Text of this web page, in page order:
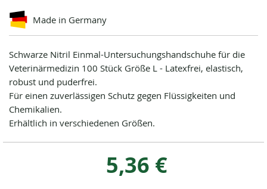
Made in Germany
Schwarze Nitril Einmal-Untersuchungshandschuhe für die
Veterinärmedizin 100 Stück Größe L - Latexfrei, elastisch,
robust und puderfrei.
Für einen zuverlässigen Schutz gegen Flüssigkeiten und
Chemikalien.
Erhältlich in verschiedenen Größen.
5,36 €